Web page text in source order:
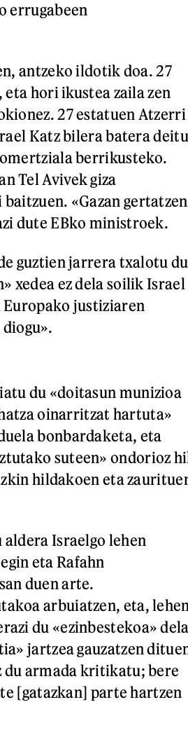
errugabeen
antzeko ildotik doa. 27
hori ikustea zaila zen
27 estatuen Atzerri
Katz bilera batera deitu
berrikusteko.
Tel Avivek giza
«Gazan gertatzen
dute EBko ministroek.
guztien jarrera txalotu
xedea ez dela soilik Israel
justiziaren
du «doitasun munizioa
oinarritzat hartuta»
bonbardaketa, eta
suteen» ondorioz
hildakoen eta
aldera Israelgo lehen
eta Rafahn
duen arte.
arbuiatzen, eta,
du «ezinbestekoa»
jartzea gauzatzen
du armada kritikatu; bere
[gatazkan] parte hartzen